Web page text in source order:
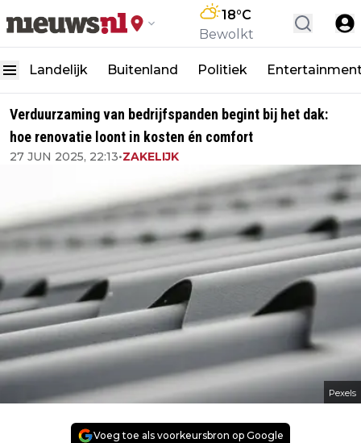
18°C
Bewolkt
Landelijk Buitenland Politiek
Verduurzaming van bedrijfspanden begint bij het dak:
hoe renovatie loont in kosten én comfort
27 JUN 2025, 22:13•ZAKELIJK
Pexels
Voeg toe als voorkeursbron op Google